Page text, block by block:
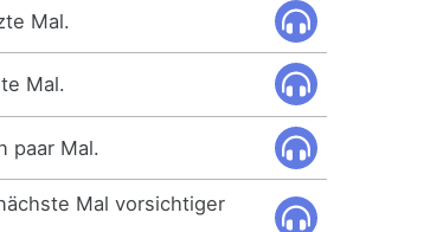
Mal.
Mal.
paar Mal.
Mal vorsichtiger